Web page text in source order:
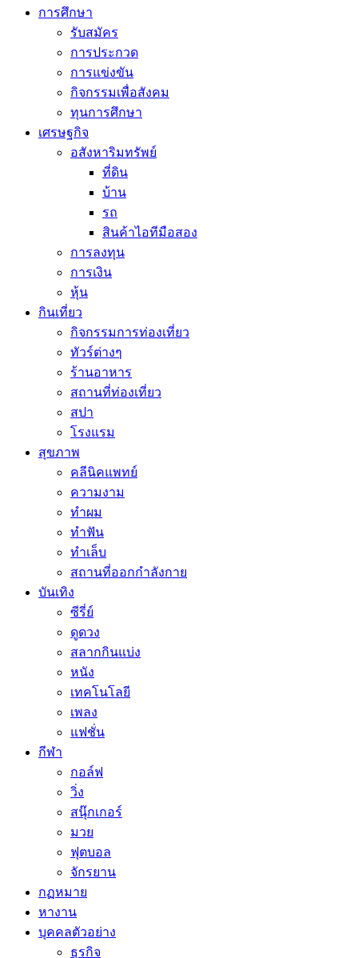
การศึกษา
รับสมัคร
การประกวด
การแข่งขัน
กิจกรรมเพื่อสังคม
ทุนการศึกษา
เศรษฐกิจ
อสังหาริมทรัพย์
ที่ดิน
บ้าน
รถ
สินค้าไอทีมือสอง
การลงทุน
การเงิน
หุ้น
กินเที่ยว
กิจกรรมการท่องเที่ยว
ทัวร์ต่างๆ
ร้านอาหาร
สถานที่ท่องเที่ยว
สปา
โรงแรม
สุขภาพ
คลีนิคแพทย์
ความงาม
ทำผม
ทำฟัน
ทำเล็บ
สถานที่ออกกำลังกาย
บันเทิง
ซีรี่ย์
ดูดวง
สลากกินแบ่ง
หนัง
เทคโนโลยี
เพลง
แฟชั่น
กีฬา
กอล์ฟ
วิ่ง
สนุ๊กเกอร์
มวย
ฟุตบอล
จักรยาน
กฏหมาย
หางาน
บุคคลตัวอย่าง
ธุรกิจ